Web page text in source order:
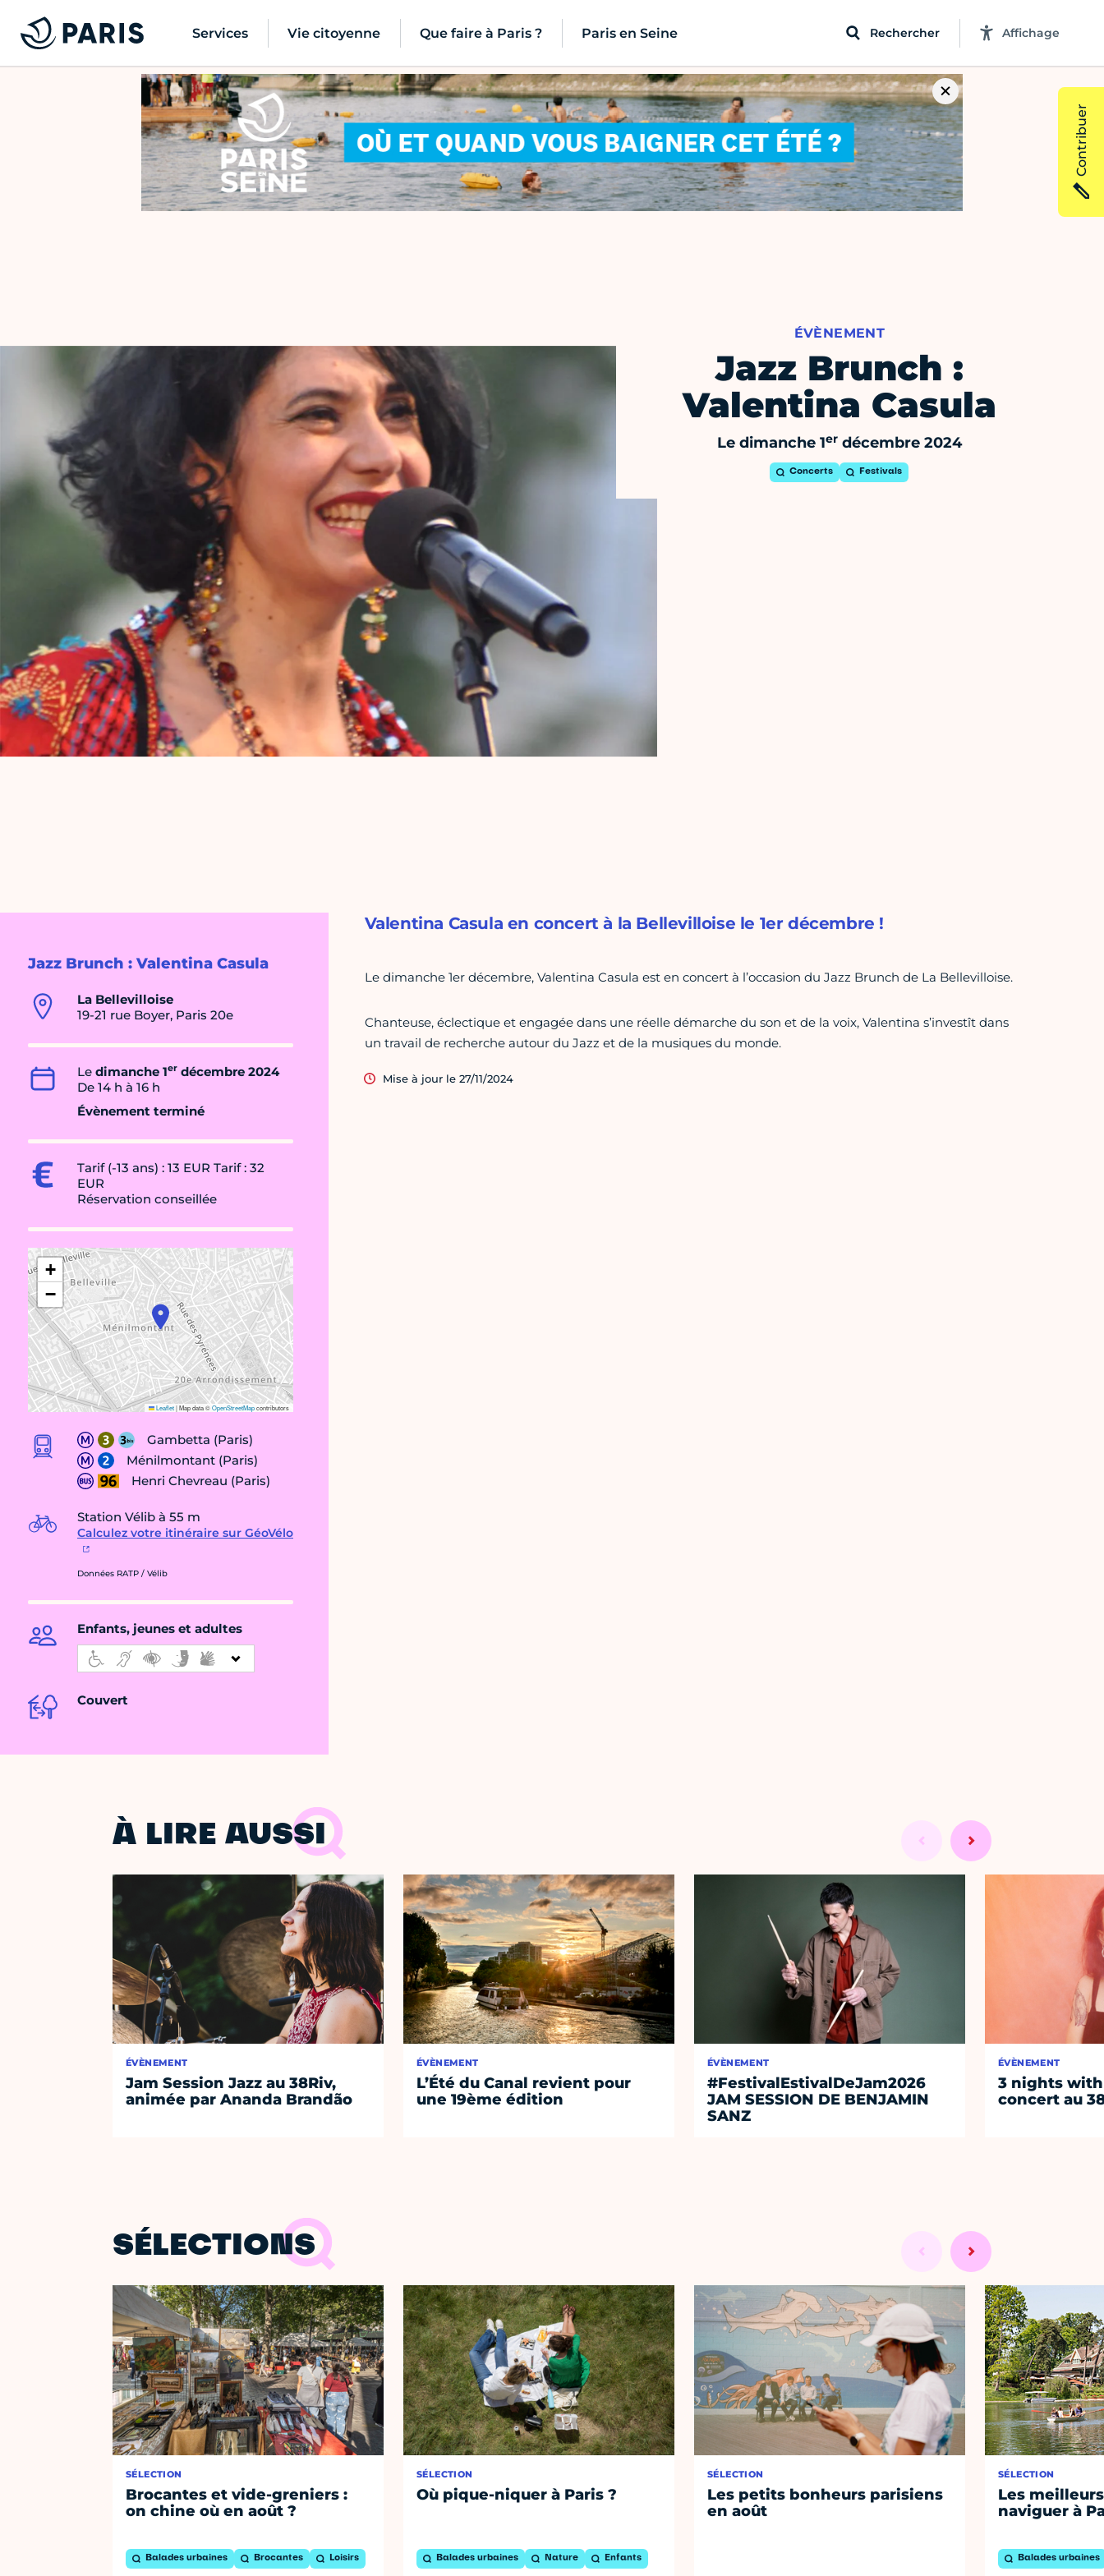
Services Vie citoyenne Que faire à Paris ? Paris en Seine Rechercher Affichage
ÉVÈNEMENT
Jazz Brunch :
Valentina Casula
Le dimanche 1erdécembre 2024
Concerts Festivals
Jazz Brunch : Valentina Casula
La Bellevilloise
19-21 rue Boyer, Paris 20e
Le dimanche 1er décembre 2024
De 14 h à 16 h
Évènement terminé
Tarif (-13 ans) : 13 EUR Tarif : 32
EUR
Réservation conseillée
+
−
Leaflet|Map data ©OpenStreetMapcontributors
Gambetta (Paris)
Ménilmontant (Paris)
Henri Chevreau (Paris)
Station Vélib à 55 m
Calculez votre itinéraire sur GéoVélo
Données RATP / Vélib
Enfants, jeunes et adultes
Couvert
Valentina Casula en concert à la Bellevilloise le 1er décembre !
Le dimanche 1er décembre, Valentina Casula est en concert à l’occasion du Jazz Brunch de La Bellevilloise.
Chanteuse, éclectique et engagée dans une réelle démarche du son et de la voix, Valentina s’investît dans
un travail de recherche autour du Jazz et de la musiques du monde.
Mise à jour le 27/11/2024
À LIRE AUSSI
ÉVÈNEMENT
Jam Session Jazz au 38Riv,
animée par Ananda Brandão
ÉVÈNEMENT
L’Été du Canal revient pour
une 19ème édition
ÉVÈNEMENT
#FestivalEstivalDeJam2026
JAM SESSION DE BENJAMIN
SANZ
ÉVÈNEMENT
3 nights with
concert au
SÉLECTIONS
SÉLECTION
Brocantes et vide-greniers :
on chine où en août ?
Balades urbaines Brocantes Loisirs
SÉLECTION
Où pique-niquer à Paris ?
Balades urbaines Nature Enfants
SÉLECTION
Les petits bonheurs parisiens
en août
SÉLECTION
Les
naviguer à
Balades urbaines
Contribuer